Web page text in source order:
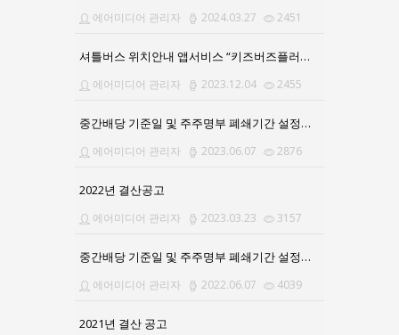
에어미디어 관리자 2024.03.27 2451
셔틀버스 위치안내 앱서비스 “키즈버즈플러스”로 업그레이드
에어미디어 관리자 2023.12.04 2455
중간배당 기준일 및 주주명부 폐쇄기간 설정공고
에어미디어 관리자 2023.06.07 2876
2022년 결산공고
에어미디어 관리자 2023.03.23 3157
중간배당 기준일 및 주주명부 폐쇄기간 설정공고의 건
에어미디어 관리자 2022.06.07 4039
2021년 결산 공고